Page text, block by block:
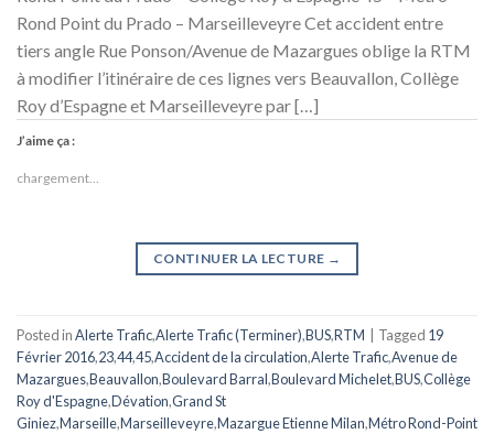
Rond Point du Prado – Marseilleveyre Cet accident entre
tiers angle Rue Ponson/Avenue de Mazargues oblige la RTM
à modifier l’itinéraire de ces lignes vers Beauvallon, Collège
Roy d’Espagne et Marseilleveyre par […]
J’aime ça :
chargement…
CONTINUER LA LECTURE →
Posted inAlerte Trafic,Alerte Trafic (Terminer),BUS,RTM | Tagged 19
Février 2016,23,44,45,Accident de la circulation,Alerte Trafic,Avenue de
Mazargues,Beauvallon,Boulevard Barral,Boulevard Michelet,BUS,Collège
Roy d'Espagne,Dévation,Grand St
Giniez,Marseille,Marseilleveyre,Mazargue Etienne Milan,Métro Rond-Point